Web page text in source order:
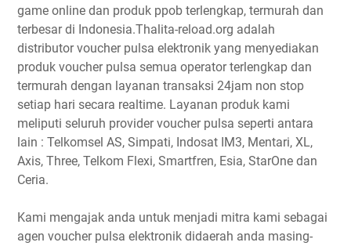
game online dan produk ppob terlengkap, termurah dan
terbesar di Indonesia.Thalita-reload.org adalah
distributor voucher pulsa elektronik yang menyediakan
produk voucher pulsa semua operator terlengkap dan
termurah dengan layanan transaksi 24jam non stop
setiap hari secara realtime. Layanan produk kami
meliputi seluruh provider voucher pulsa seperti antara
lain : Telkomsel AS, Simpati, Indosat IM3, Mentari, XL,
Axis, Three, Telkom Flexi, Smartfren, Esia, StarOne dan
Ceria.
Kami mengajak anda untuk menjadi mitra kami sebagai
agen voucher pulsa elektronik didaerah anda masing-